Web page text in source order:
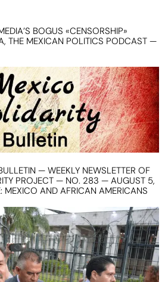
BOGUS «CENSORSHIP»
THE MEXICAN POLITICS PODCAST —
— WEEKLY NEWSLETTER OF
PROJECT — NO. 283 — AUGUST 5,
AND AFRICAN AMERICANS